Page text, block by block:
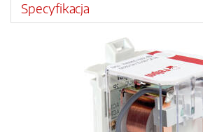
Specyfikacja